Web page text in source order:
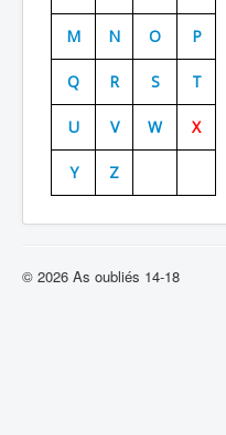
Doctrines
Batailles
Les As
Cahiers des As
M N O P
Q R S T
U V W X
Y Z
© 2026 As oubliés 14-18